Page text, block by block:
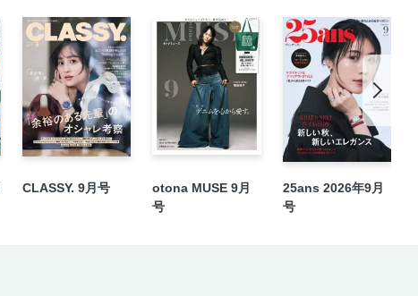
CLASSY. 9月号
otona MUSE 9月
号
25ans 2026年9月
号